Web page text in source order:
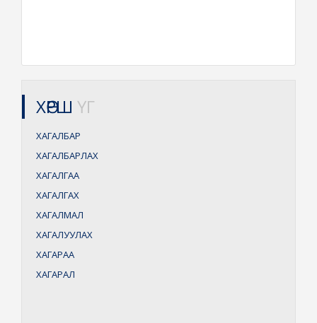
ХӨРШ ҮГ
ХАГАЛБАР
ХАГАЛБАРЛАХ
ХАГАЛГАА
ХАГАЛГАХ
ХАГАЛМАЛ
ХАГАЛУУЛАХ
ХАГАРАА
ХАГАРАЛ